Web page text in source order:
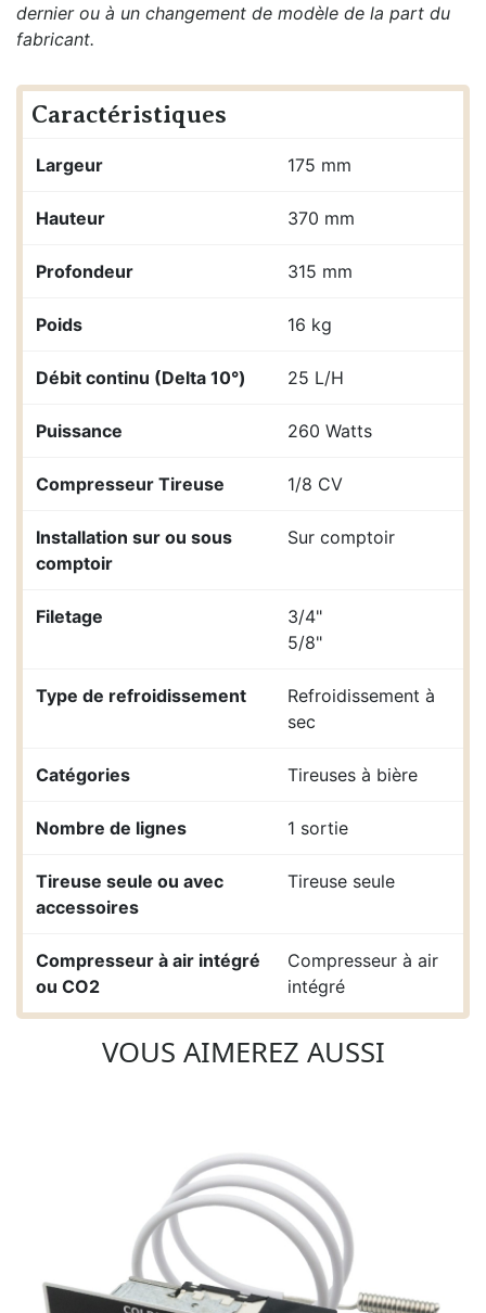
dernier ou à un changement de modèle de la part du
fabricant.
Caractéristiques
Largeur 175 mm
Hauteur 370 mm
Profondeur 315 mm
Poids 16 kg
Débit continu (Delta 10°) 25 L/H
Puissance 260 Watts
Compresseur Tireuse 1/8 CV
Installation sur ou sous
comptoir
Sur comptoir
Filetage
3/4"
5/8"
Type de refroidissement
Refroidissement à
sec
Catégories Tireuses à bière
Nombre de lignes 1 sortie
Tireuse seule ou avec
accessoires
Tireuse seule
Compresseur à air intégré
ou CO2
Compresseur à air
intégré
VOUS AIMEREZ AUSSI